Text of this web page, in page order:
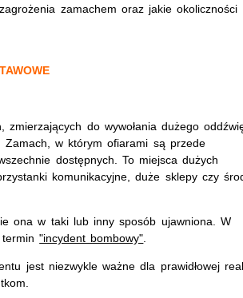
zamachem oraz jakie okoliczności
do wywołania dużego
Zamach, w którym ofiarami są przede
dostępnych. To miejsca dużych
komunikacyjne, duże sklepy czy
ona w taki lub inny sposób ujawniona. W
termin"incydent bombowy"
jest niezwykle ważne dla prawidłowej